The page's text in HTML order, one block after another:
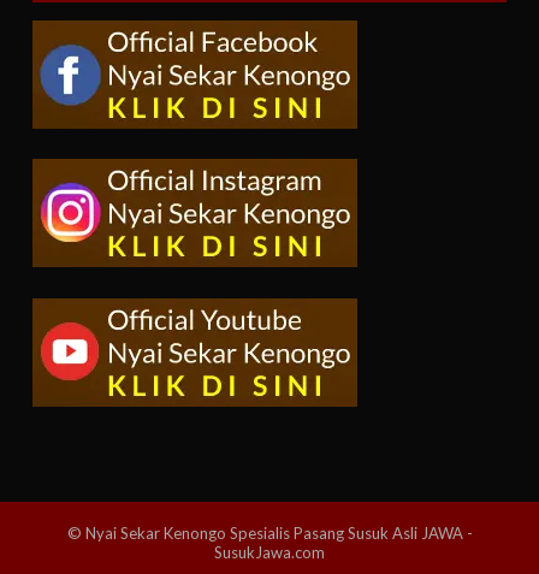
© Nyai Sekar Kenongo Spesialis Pasang Susuk Asli JAWA -
SusukJawa.com